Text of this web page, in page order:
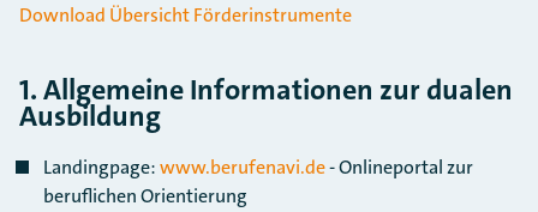
Download Übersicht Förderinstrumente
1. Allgemeine Informationen zur dualen
Ausbildung
Landingpage:www.berufenavi.de- Onlineportal zur
beruflichen Orientierung